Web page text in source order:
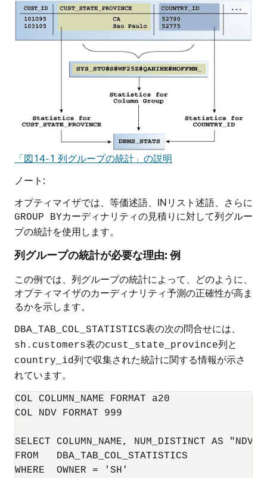
「図14-1 列グループの統計」の説明
ノート:
オプティマイザでは、等価述語、INリスト述語、さらに
GROUP BYカーディナリティの見積りに対して列グルー
プの統計を使用します。
列グループの統計が必要な理由: 例
この例では、列グループの統計によって、どのように、
オプティマイザのカーディナリティ予測の正確性が高ま
るかを示します。
DBA_TAB_COL_STATISTICS表の次の問合せには、
sh.customers表のcust_state_province列と
country_id列で収集された統計に関する情報が示さ
れています。
COL COLUMN_NAME FORMAT a20
COL NDV FORMAT 999
SELECT COLUMN_NAME, NUM_DISTINCT AS "NDV",
FROM   DBA_TAB_COL_STATISTICS
WHERE  OWNER = 'SH'